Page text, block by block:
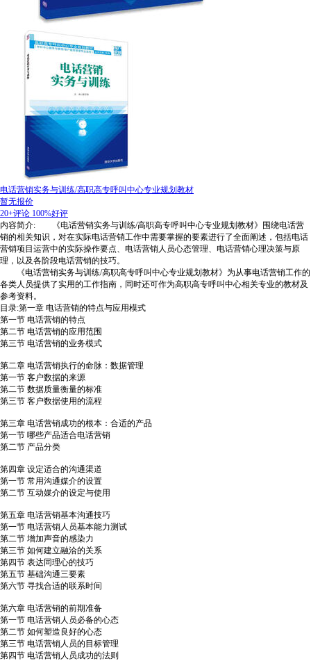
电话营销实务与训练/高职高专呼叫中心专业规划教材
暂无报价
20+评论 100%好评
内容简介: 《电话营销实务与训练/高职高专呼叫中心专业规划教材》围绕电话营
销的相关知识，对在实际电话营销工作中需要掌握的要素进行了全面阐述，包括电话
营销项目运营中的实际操作要点、电话营销人员心态管理、电话营销心理决策与原
理，以及各阶段电话营销的技巧。
《电话营销实务与训练/高职高专呼叫中心专业规划教材》为从事电话营销工作的
各类人员提供了实用的工作指南，同时还可作为高职高专呼叫中心相关专业的教材及
参考资料。
目录:第一章 电话营销的特点与应用模式
第一节 电话营销的特点
第二节 电话营销的应用范围
第三节 电话营销的业务模式
第二章 电话营销执行的命脉：数据管理
第一节 客户数据的来源
第二节 数据质量衡量的标准
第三节 客户数据使用的流程
第三章 电话营销成功的根本：合适的产品
第一节 哪些产品适合电话营销
第二节 产品分类
第四章 设定适合的沟通渠道
第一节 常用沟通媒介的设置
第二节 互动媒介的设定与使用
第五章 电话营销基本沟通技巧
第一节 电话营销人员基本能力测试
第二节 增加声音的感染力
第三节 如何建立融洽的关系
第四节 表达同理心的技巧
第五节 基础沟通三要素
第六节 寻找合适的联系时间
第六章 电话营销的前期准备
第一节 电话营销人员必备的心态
第二节 如何塑造良好的心态
第三节 电话营销人员的目标管理
第四节 电话营销人员成功的法则